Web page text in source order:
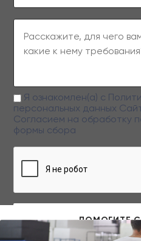
Заполняя данную форму вы даете
персональных данных
Я ознакомлен(а) с
персональных данных
Согласием на обработку
формы сбора